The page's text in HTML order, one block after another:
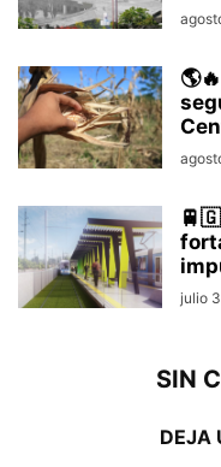
julio
SIN
DEJA